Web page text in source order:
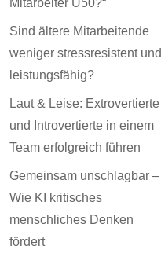
Sind ältere Mitarbeitende
weniger stressresistent und
leistungsfähig?
Laut & Leise: Extrovertierte
und Introvertierte in einem
Team erfolgreich führen
Gemeinsam unschlagbar –
Wie KI kritisches
menschliches Denken
fördert